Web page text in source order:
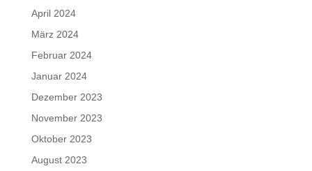
April 2024
März 2024
Februar 2024
Januar 2024
Dezember 2023
November 2023
Oktober 2023
August 2023